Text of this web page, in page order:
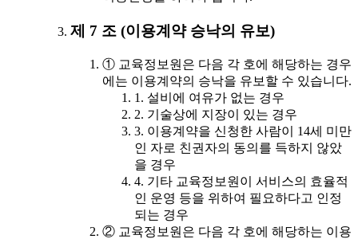
제 7 조 (이용계약 승낙의 유보)
① 교육정보원은 다음 각 호에 해당하는 경우
에는 이용계약의 승낙을 유보할 수 있습니다.
1. 설비에 여유가 없는 경우
2. 기술상에 지장이 있는 경우
3. 이용계약을 신청한 사람이 14세 미만
인 자로 친권자의 동의를 득하지 않았
을 경우
4. 기타 교육정보원이 서비스의 효율적
인 운영 등을 위하여 필요하다고 인정
되는 경우
② 교육정보원은 다음 각 호에 해당하는 이용